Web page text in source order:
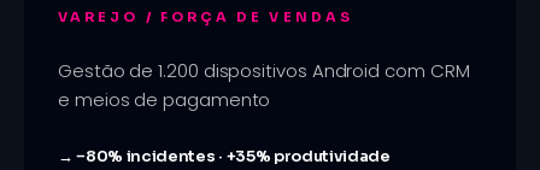
VAREJO / FORÇA DE VENDAS
Gestão de 1.200 dispositivos Android com CRM
e meios de pagamento
→−80% incidentes · +35% produtividade